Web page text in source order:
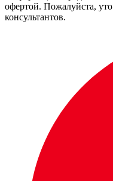
офертой. Пожалуйста,
консультантов.